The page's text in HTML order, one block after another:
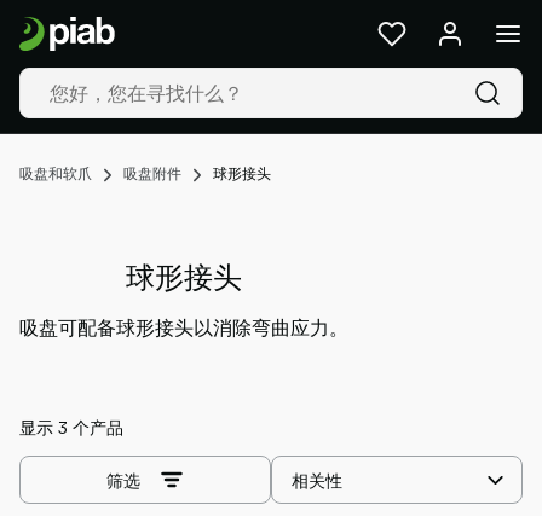
吸盘和软爪 吸盘附件 球形接头
球形接头
吸盘可配备球形接头以消除弯曲应力。
显示 3 个产品
选
择
筛选
产
品
及
解
决
案
的
资
关